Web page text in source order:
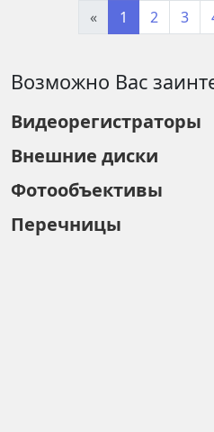
« 1 2 3
Возможно Вас
Видеорегистраторы
Внешние диски
Фотообъективы
Перечницы